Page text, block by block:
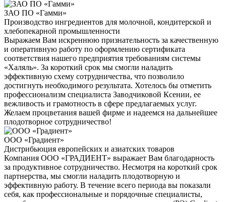
ЗАО ПО «Гамми»
Производство ингредиентов для молочной, кондитерской и
хлебопекарной промышленности
Выражаем Вам искреннюю признательность за качественную
и оперативную работу по оформлению сертификата
соответствия нашего предприятия требованиям системы
«Халяль». За короткий срок мы смогли наладить
эффективную схему сотрудничества, что позволило
достигнуть необходимого результата. Хотелось бы отметить
профессионализм специалиста Заводчиковой Ксении, ее
вежливость и грамотность в сфере предлагаемых услуг.
Желаем процветания вашей фирме и надеемся на дальнейшее
плодотворное сотрудничество!
ООО «Градиент»
Дистрибьюция европейских и азиатских товаров
Компания ООО «ГРАДИЕНТ» выражает Вам благодарность
за продуктивное сотрудничество. Несмотря на короткий срок
партнерства, мы смогли наладить плодотворную и
эффективную работу. В течение всего периода вы показали
себя, как профессиональные и порядочные специалисты,